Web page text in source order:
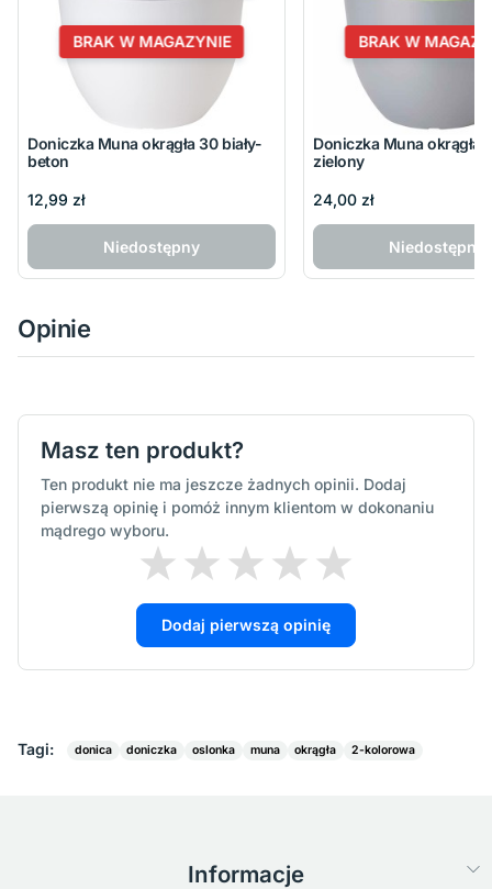
BRAK W MAGAZYNIE
Doniczka Muna okrągła 30 biały-
beton
12,99 zł
Niedostępny
BRAK W
Doniczka Muna okrągła
zielony
24,00 zł
Niedostępny
Opinie
Masz ten produkt?
Ten produkt nie ma jeszcze żadnych opinii. Dodaj
pierwszą opinię i pomóż innym klientom w dokonaniu
mądrego wyboru.
Dodaj pierwszą opinię
Tagi: donica doniczka oslonka muna okrągła 2-kolorowa
Informacje